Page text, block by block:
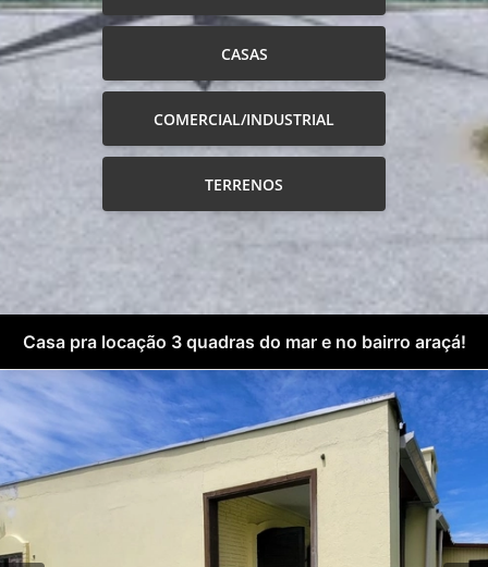
CASAS
COMERCIAL/INDUSTRIAL
TERRENOS
Casa pra locação 3 quadras do mar e no bairro araçá!